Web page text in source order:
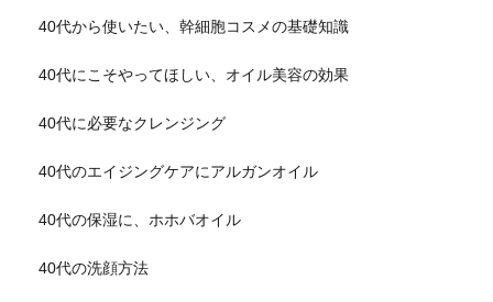
40代から使いたい、幹細胞コスメの基礎知識
40代にこそやってほしい、オイル美容の効果
40代に必要なクレンジング
40代のエイジングケアにアルガンオイル
40代の保湿に、ホホバオイル
40代の洗顔方法